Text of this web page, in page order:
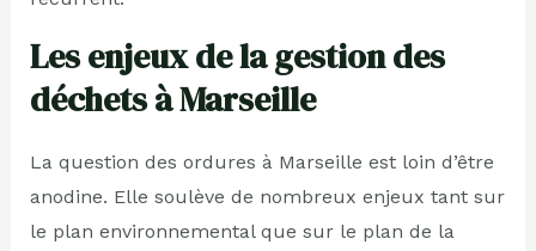
Les enjeux de la gestion des
déchets à Marseille
La question des ordures à Marseille est loin d’être
anodine. Elle soulève de nombreux enjeux tant sur
le plan environnemental que sur le plan de la